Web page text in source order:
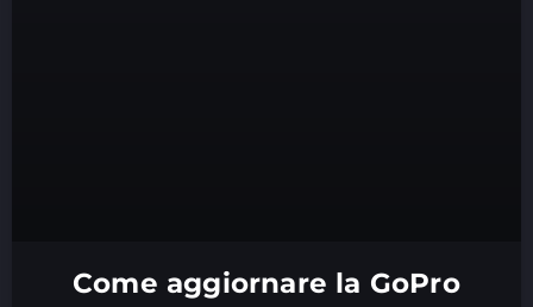
Come aggiornare la GoPro